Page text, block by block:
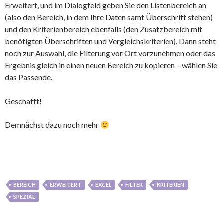
Erweitert, und im Dialogfeld geben Sie den Listenbereich an
(also den Bereich, in dem Ihre Daten samt Überschrift stehen)
und den Kriterienbereich ebenfalls (den Zusatzbereich mit
benötigten Überschriften und Vergleichskriterien). Dann steht
noch zur Auswahl, die Filterung vor Ort vorzunehmen oder das
Ergebnis gleich in einen neuen Bereich zu kopieren – wählen Sie
das Passende.
Geschafft!
Demnächst dazu noch mehr
BEREICH ERWEITERT EXCEL FILTER
KRITERIEN
SPEZIAL